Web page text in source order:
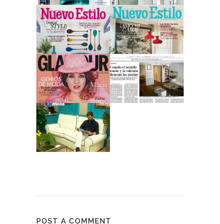
POST A COMMENT